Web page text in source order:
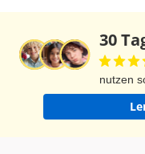
30
nutzen